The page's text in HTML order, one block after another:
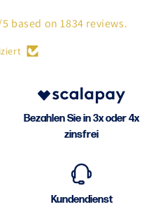
based on 1834 reviews.
Bezahlen Sie in 3x oder 4x
zinsfrei
Kundendienst